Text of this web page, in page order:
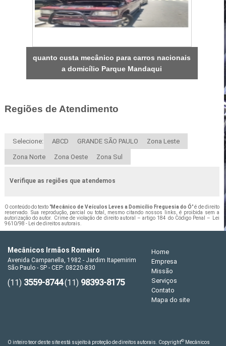
quanto custa mecânico para carros nacionais
a domicílio Parque Mandaqui
Regiões de Atendimento
Selecione: ABCD GRANDE SÃO PAULO Zona Leste
Zona Norte Zona Oeste Zona Sul
Verifique as regiões que atendemos
O conteúdo do texto "Mecânico de Veículos Leves a Domicílio Freguesia do Ó" é de direito
reservado. Sua reprodução, parcial ou total, mesmo citando nossos links, é proibida sem a
autorização do autor. Crime de violação de direito autoral – artigo 184 do Código Penal –
Lei
9610/98 - Lei de direitos autorais.
Mecânicos Irmãos Romeiro
Avenida Campanella, 1982 - Jardim Itapemirim
São Paulo - SP - CEP: 08220-830
(11) 3559-8744(11) 98393-8175
Home
Empresa
Missão
Serviços
Contato
Mapa do site
O inteiro teor deste site está sujeito à proteção de direitos autorais. Copyright© Mecânicos